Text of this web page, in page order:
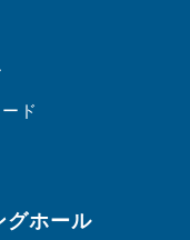
ド
グホール